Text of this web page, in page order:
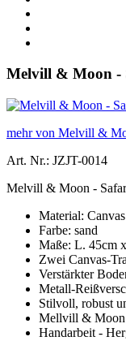
Melvill & Moon -
mehr von Melvill &
Art. Nr.: JZJT-0014
Melvill & Moon -
Material: Canvas
Farbe: sand
Maße: L. 45cm
Zwei Canvas-
Verstärkter
Metall-
Stilvoll, robust
Mellvill & Moon
Handarbeit -